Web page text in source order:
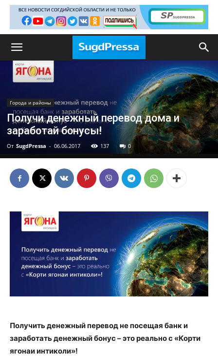
Города и районы
Получи денежный перевод дома и
заработай бонусы!
От SugdPressa - 06.06.2017 137 0
Получить денежный перевод не посещая банк и
заработать денежный бонус – это реально с «Корти
ягонаи интиколи»!